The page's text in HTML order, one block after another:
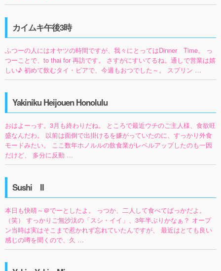
カイムキ午後3時
ふつーの人にはオヤツの時間ですが、我々にとってはDinner Time。 っ
つーことで、to thai for 再訪です。 さすがにすいてるね。通しで営業は嬉
しい♪ 初めて飲むタイ・ビアで、今週もおつでした～。 スプリン …
Yakiniku Heijouen Honolulu
おはよーっす。3月も終わりだね。 ところで最近ウチのご主人様、食欲旺
盛なんだわ。 以前は面倒で出掛けるを嫌がっていたのに、すっかり外食
モードみたい。 ここ数年ホノルルの飲食業がレベルアップしたのも一因
だけど、 多分に反動 …
Sushi II
本日も快晴～＠でーとしたよ。 っつか、二人して食べてばっかだよ。
（笑） すっかりご無沙汰の「スシ・イイ」、3年半ぶりかなぁ？ オープ
ン当時は実はそこまで惹かれず忘れていたんですが、 最近はとても良い
感じの噂を聞くので、久 …